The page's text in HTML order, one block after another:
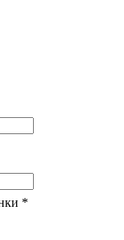
*